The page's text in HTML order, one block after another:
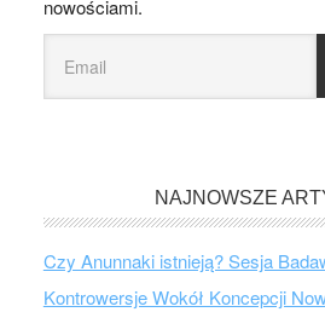
nowościami.
NAJNOWSZE
Czy Anunnaki istnieją? Sesja
Kontrowersje Wokół Koncepcji